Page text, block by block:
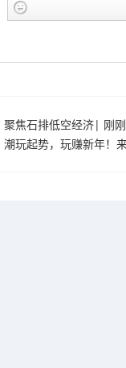
聚焦石排低空经济| 刚
潮玩起势，玩赚新年！